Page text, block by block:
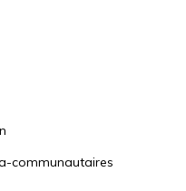
communautaires